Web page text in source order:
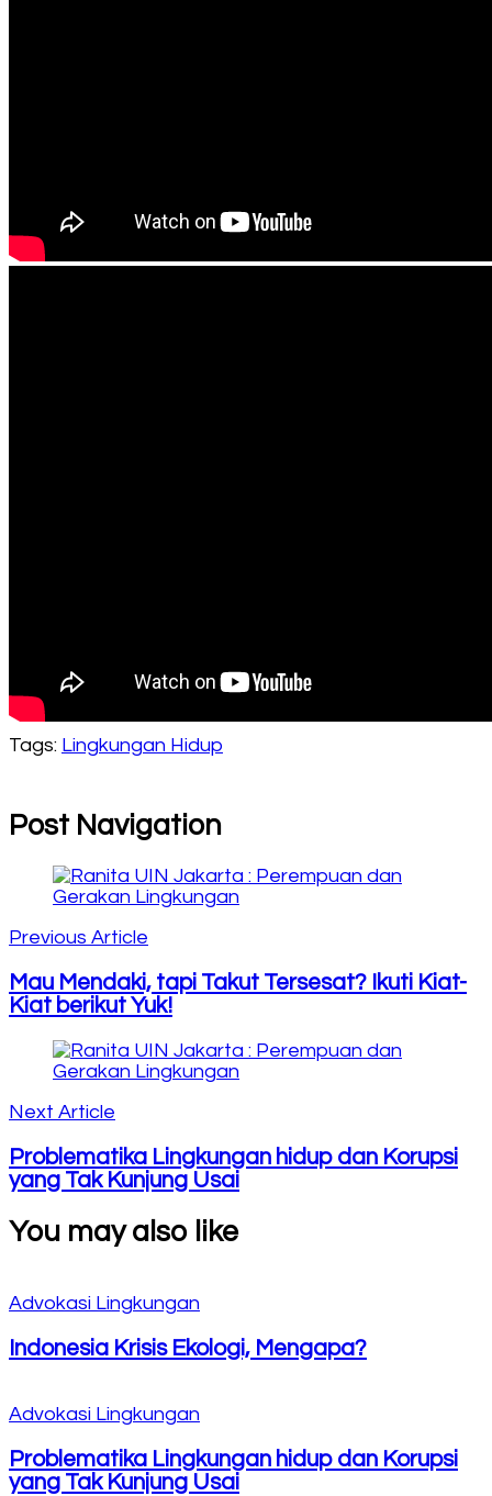
Tags: Lingkungan Hidup
Post Navigation
Previous Article
Mau Mendaki, tapi Takut Tersesat? Ikuti Kiat-
Kiat berikut Yuk!
Next Article
Problematika Lingkungan hidup dan Korupsi
yang Tak Kunjung Usai
You may also like
Advokasi Lingkungan
Indonesia Krisis Ekologi, Mengapa?
Advokasi Lingkungan
Problematika Lingkungan hidup dan Korupsi
yang Tak Kunjung Usai